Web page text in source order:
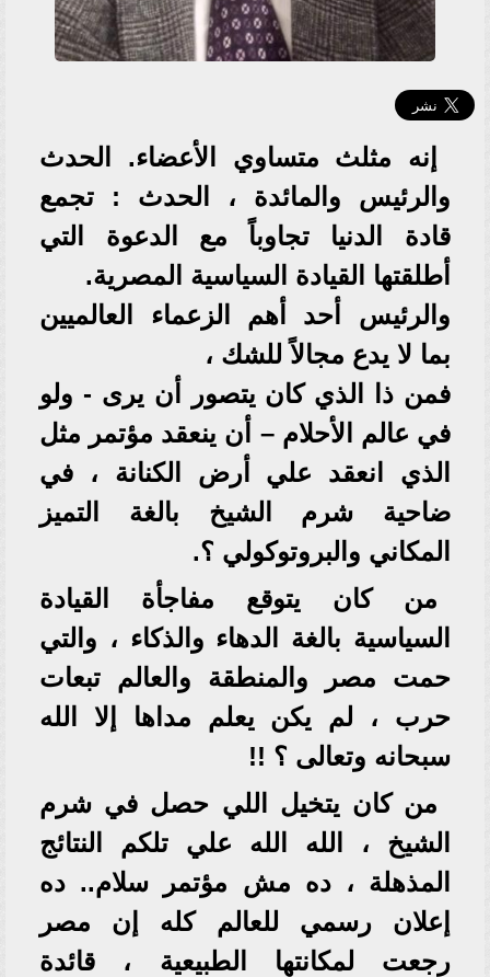
إنه مثلث متساوي الأعضاء. الحدث
والرئيس والمائدة ، الحدث : تجمع
قادة الدنيا تجاوباً مع الدعوة التي
أطلقتها القيادة السياسية المصرية.
والرئيس أحد أهم الزعماء العالميين
بما لا يدع مجالاً للشك ،
فمن ذا الذي كان يتصور أن يرى - ولو
في عالم الأحلام – أن ينعقد مؤتمر مثل
الذي انعقد علي أرض الكنانة ، في
ضاحية شرم الشيخ بالغة التميز
المكاني والبروتوكولي ؟.
من كان يتوقع مفاجأة القيادة
السياسية بالغة الدهاء والذكاء ، والتي
حمت مصر والمنطقة والعالم تبعات
حرب ، لم يكن يعلم مداها إلا الله
سبحانه وتعالى ؟ !!
من كان يتخيل اللي حصل في شرم
الشيخ ، الله الله علي تلكم النتائج
المذهلة ، ده مش مؤتمر سلام.. ده
إعلان رسمي للعالم كله إن مصر
رجعت لمكانتها الطبيعية ، قائدة